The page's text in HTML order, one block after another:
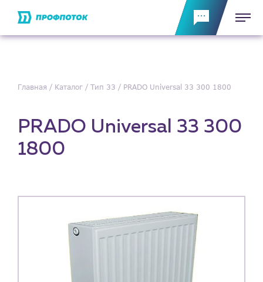
Главная Каталог Тип 33 PRADO Universal 33 300 1800
PRADO Universal 33 300
1800